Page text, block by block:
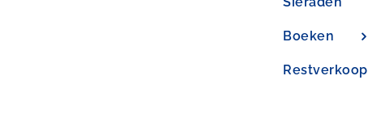
Boeken
Restverkoop